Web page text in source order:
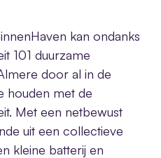
kan ondanks
101 duurzame
door al in de
houden met de
Met een netbewust
uit een collectieve
kleine batterij en